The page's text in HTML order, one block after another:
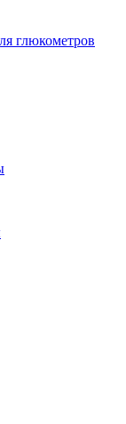
глюкометров